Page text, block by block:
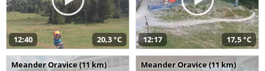
12:40 20,3 °C 12:17 17,5 °C
Meander Oravice (11 km) Meander Oravice (11 km)